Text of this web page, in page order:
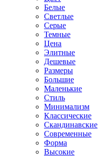
Белые
Светлые
Серые
Темные
Цена
Элитные
Дешевые
Размеры
Большие
Маленькие
Стиль
Минимализм
Классические
Скандинавские
Современные
Форма
Высокие